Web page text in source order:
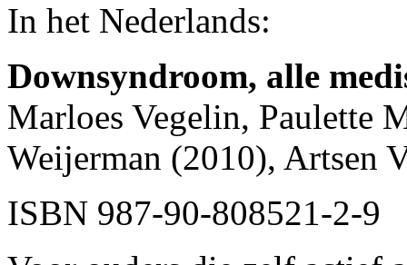
In het Nederlands:
Downsyndroom, alle
Marloes Vegelin, Paulette
Weijerman (2010), Artsen
ISBN 987-90-808521-2-9